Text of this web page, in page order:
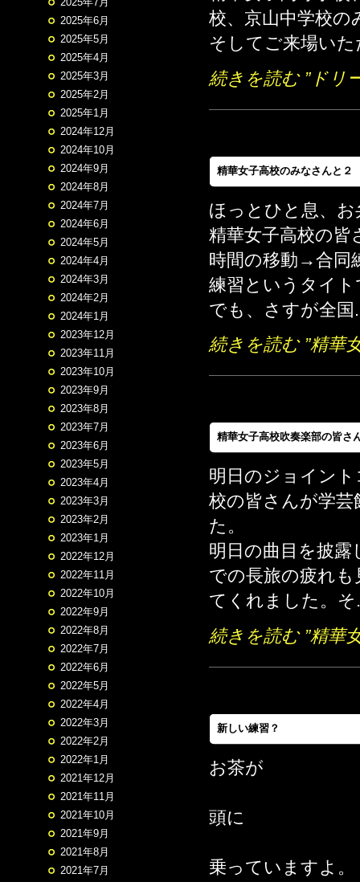
2025年6月
2025年5月
2025年4月
2025年3月
2025年2月
2025年1月
2024年12月
2024年10月
2024年9月
2024年8月
2024年7月
2024年6月
2024年5月
2024年4月
2024年3月
2024年2月
2024年1月
2023年12月
2023年11月
2023年10月
2023年9月
2023年8月
2023年7月
2023年6月
2023年5月
2023年4月
2023年3月
2023年2月
2023年1月
2022年12月
2022年11月
2022年10月
2022年9月
2022年8月
2022年7月
2022年6月
2022年5月
2022年4月
2022年3月
2022年2月
2022年1月
2021年12月
2021年11月
2021年10月
2021年9月
2021年8月
2021年7月
校、京山中学校
そしてご来場い
続きを読む ”ドリ
精華女子高校のみなさんと２
ほっとひと息、
精華女子高校の
時間の移動→合同
練習というタイ
でも、さすが全国
続きを読む ”精華
精華女子高校吹奏楽部の皆さ
明日のジョイン
校の皆さんが学
た。
明日の曲目を披
での長旅の疲れ
てくれました。そ
続きを読む ”精華
新しい練習？
お茶が
頭に
乗っていますよ。